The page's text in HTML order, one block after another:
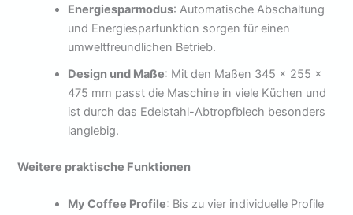
Energiesparmodus: Automatische Abschaltung
und Energiesparfunktion sorgen für einen
umweltfreundlichen Betrieb.
Design und Maße: Mit den Maßen 345 x 255 x
475 mm passt die Maschine in viele Küchen und
ist durch das Edelstahl-Abtropfblech besonders
langlebig.
Weitere praktische Funktionen
My Coffee Profile: Bis zu vier individuelle Profile